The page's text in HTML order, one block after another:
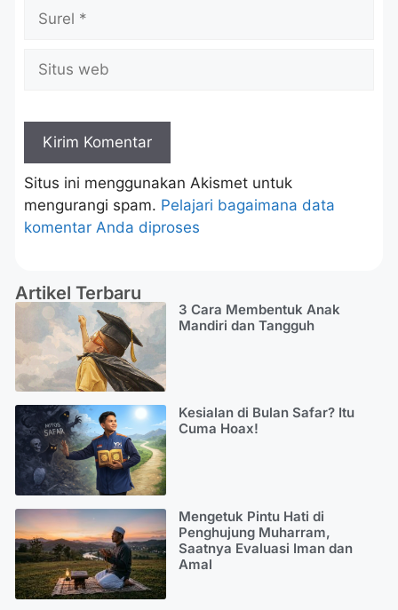
Situs ini menggunakan Akismet untuk
mengurangi spam. Pelajari bagaimana data
komentar Anda diproses
Artikel Terbaru
3 Cara Membentuk Anak
Mandiri dan Tangguh
Kesialan di Bulan Safar? Itu
Cuma Hoax!
Mengetuk Pintu Hati di
Penghujung Muharram,
Saatnya Evaluasi Iman dan
Amal